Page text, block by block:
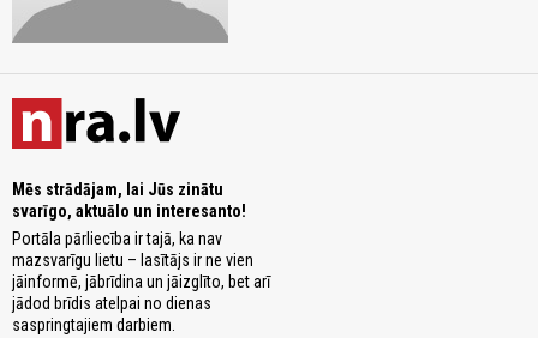
Mēs strādājam, lai Jūs zinātu
svarīgo, aktuālo un interesanto!
Portāla pārliecība ir tajā, ka nav
mazsvarīgu lietu – lasītājs ir ne vien
jāinformē, jābrīdina un jāizglīto, bet arī
jādod brīdis atelpai no dienas
saspringtajiem darbiem.